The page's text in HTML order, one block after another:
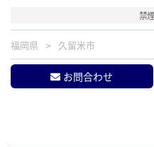
禁
福岡県 久留米市
お問合わせ